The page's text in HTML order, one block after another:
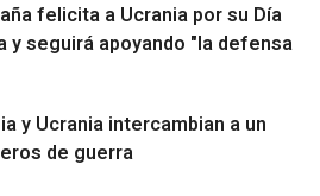
felicita a Ucrania por su Día
y seguirá apoyando "la defensa
y Ucrania intercambian a un
de guerra